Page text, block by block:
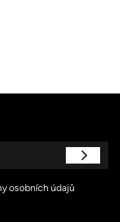
osobních údajů